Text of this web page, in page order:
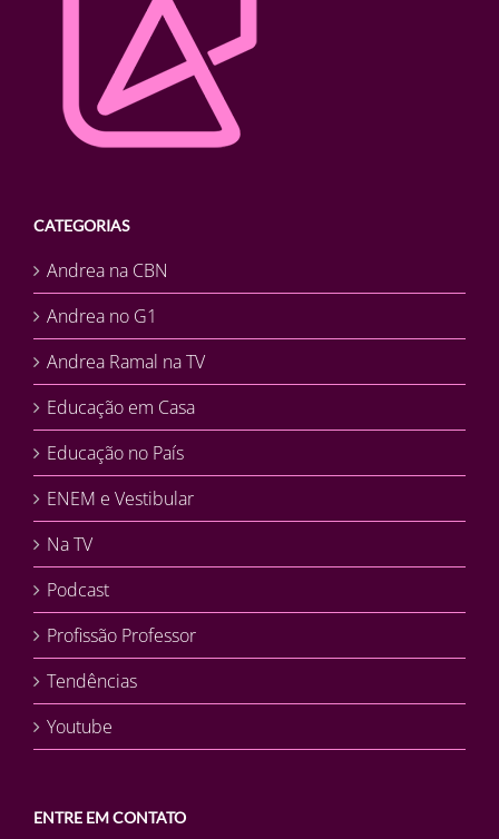
CATEGORIAS
Andrea na CBN
Andrea no G1
Andrea Ramal na TV
Educação em Casa
Educação no País
ENEM e Vestibular
Na TV
Podcast
Profissão Professor
Tendências
Youtube
ENTRE EM CONTATO